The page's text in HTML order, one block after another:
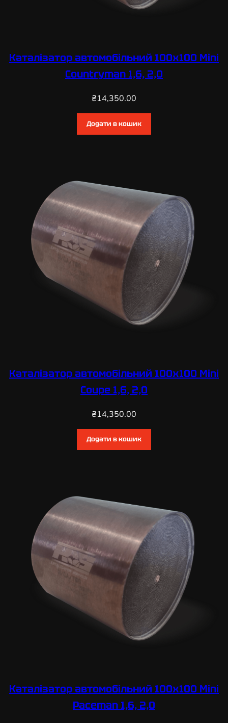
Каталізатор автомобільний 100х100 Mini
Countryman 1,6, 2,0
₴14,350.00
Додати в кошик
Каталізатор автомобільний 100х100 Mini
Coupe 1,6, 2,0
₴14,350.00
Додати в кошик
Каталізатор автомобільний 100х100 Mini
Paceman 1,6, 2,0